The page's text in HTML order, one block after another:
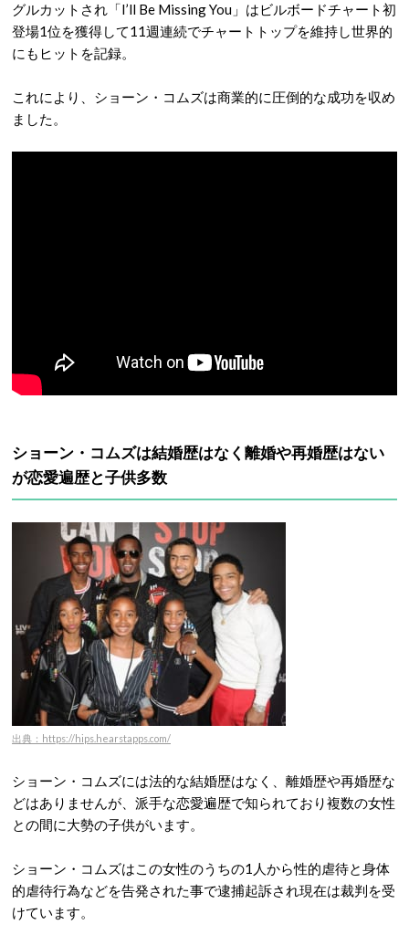
グルカットされ「I’ll Be Missing You」はビルボードチャート初
登場1位を獲得して11週連続でチャートトップを維持し世界的
にもヒットを記録。
これにより、ショーン・コムズは商業的に圧倒的な成功を収め
ました。
ショーン・コムズは結婚歴はなく離婚や再婚歴はない
が恋愛遍歴と子供多数
出典：https://hips.hearstapps.com/
ショーン・コムズには法的な結婚歴はなく、離婚歴や再婚歴な
どはありませんが、派手な恋愛遍歴で知られており複数の女性
との間に大勢の子供がいます。
ショーン・コムズはこの女性のうちの1人から性的虐待と身体
的虐待行為などを告発された事で逮捕起訴され現在は裁判を受
けています。